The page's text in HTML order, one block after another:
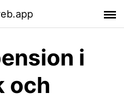
i
och